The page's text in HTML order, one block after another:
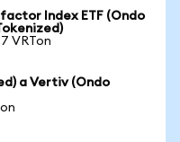
Index ETF (Ondo
VRTon
a Vertiv (Ondo